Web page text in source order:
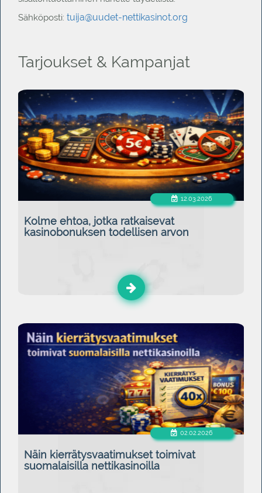
Sähköposti: tuija@uudet-nettikasinot.org
Tarjoukset & Kampanjat
12.03.2026
Kolme ehtoa, jotka ratkaisevat
kasinobonuksen todellisen arvon
02.02.2026
Näin kierrätysvaatimukset toimivat
suomalaisilla nettikasinoilla